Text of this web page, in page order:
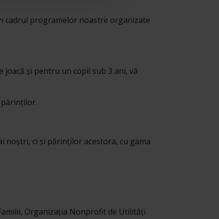
cadrul programelor noastre organizate
și pentru un copil sub 3 ani, vă
părinților.
noștri, ci și părinților acestora, cu gama
Organizația Nonprofit de Utilități